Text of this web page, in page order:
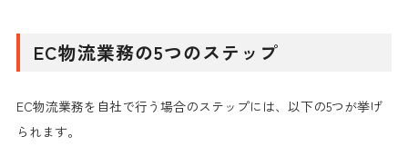
EC物流業務の5つのステップ
EC物流業務を自社で行う場合のステップには、以下の5つが挙げ
られます。